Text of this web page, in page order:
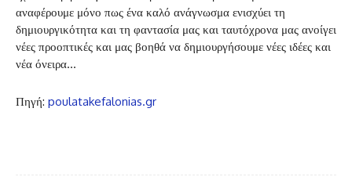
αναφέρουμε μόνο πως ένα καλό ανάγνωσμα ενισχύει τη
δημιουργικότητα και τη φαντασία μας και ταυτόχρονα μας ανοίγει
νέες προοπτικές και μας βοηθά να δημιουργήσουμε νέες ιδέες και
νέα όνειρα…
Πηγή: poulatakefalonias.gr